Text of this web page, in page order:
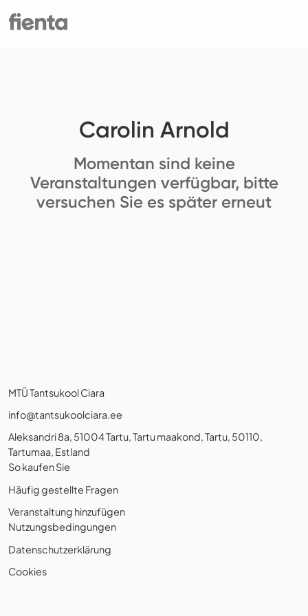
Carolin Arnold
Momentan sind keine
Veranstaltungen verfügbar, bitte
versuchen Sie es später erneut
MTÜ Tantsukool Ciara
info@tantsukoolciara.ee
Aleksandri 8a, 51004 Tartu, Tartu maakond, Tartu, 50110,
Tartumaa, Estland
So kaufen Sie
Häufig gestellte Fragen
Veranstaltung hinzufügen
Nutzungsbedingungen
Datenschutzerklärung
Cookies